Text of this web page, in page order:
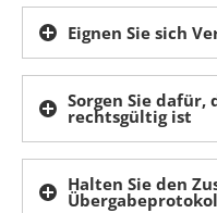
Eignen Sie sich
Sorgen Sie dafür,
rechtsgültig ist
Halten Sie den